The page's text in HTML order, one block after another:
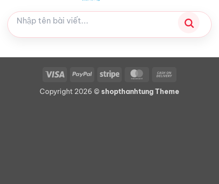
Visa PayPal Stripe MasterCard
Delivery
Copyright 2026 © shopthanhtung Theme